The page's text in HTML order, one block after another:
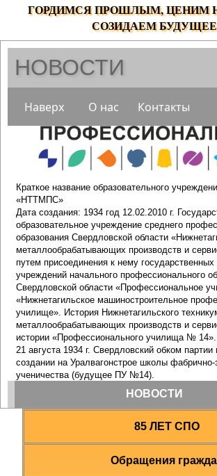
ГОРДИМСЯ ПРОШЛЫМ, ЦЕНИМ
СОЗИДАЕМ
85 ЛЕТ СПО
Обращения